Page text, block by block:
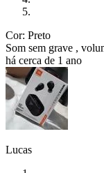
Cor: Preto
Som sem grave ,
há cerca de 1 ano
Lucas